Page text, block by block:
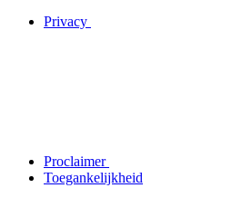
Privacy
Proclaimer
Toegankelijkheid